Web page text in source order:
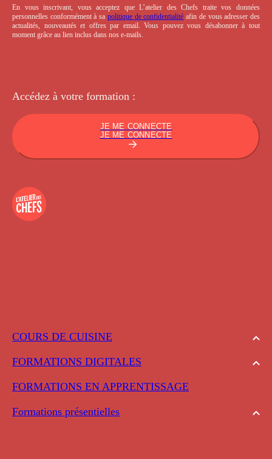
COURS DE CUISINE
FORMATIONS DIGITALES
FORMATIONS EN APPRENTISSAGE
Formations présentielles
En vous inscrivant, vous acceptez que L’atelier des Chefs traite vos données
personnelles conformément à sa politique de confidentialité afin de vous adresser des
actualités, nouveautés et offres par email. Vous pouvez vous désabonner à tout
moment grâce au lien inclus dans nos e-mails.
Accédez à votre formation :
JE ME CONNECTE
JE ME CONNECTE